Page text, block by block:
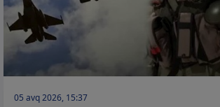
05 avq 2026, 15:37